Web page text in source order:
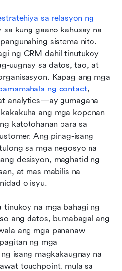
sa relasyon ng
kung gaano kahusay na
sistema nito.
ng CRM dahil tinutukoy
uugnay sa datos, tao, at
Kapag ang mga
ng contact
analytics—ay gumagana
ang mga koponan
katotohanan para sa
Ang pinag-isang
sa mga negosyo na
desisyon, maghatid ng
at mas mabilis na
o isyu.
tinukoy na mga bahagi ng
ang datos, bumabagal ang
ang mga pananaw
ng mga
isang magkakaugnay na
touchpoint, mula sa